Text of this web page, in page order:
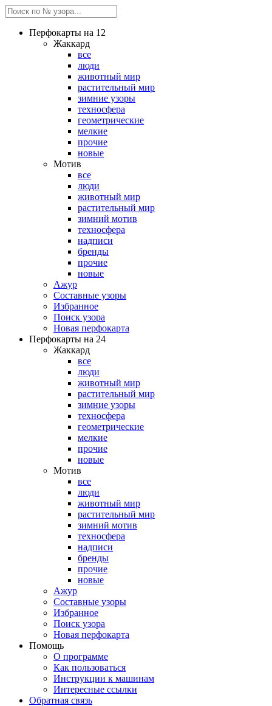
Перфокарты на 12
Жаккард
все
люди
животный мир
растительный мир
зимние узоры
техносфера
геометрические
мелкие
прочие
новые
Мотив
все
люди
животный мир
растительный мир
зимний мотив
техносфера
надписи
бренды
прочие
новые
Ажур
Составные узоры
Избранное
Поиск узора
Новая перфокарта
Перфокарты на 24
Жаккард
все
люди
животный мир
растительный мир
зимние узоры
техносфера
геометрические
мелкие
прочие
новые
Мотив
все
люди
животный мир
растительный мир
зимний мотив
техносфера
надписи
бренды
прочие
новые
Ажур
Составные узоры
Избранное
Поиск узора
Новая перфокарта
Помощь
О программе
Как пользоваться
Инструкции к машинам
Интересные ссылки
Обратная связь